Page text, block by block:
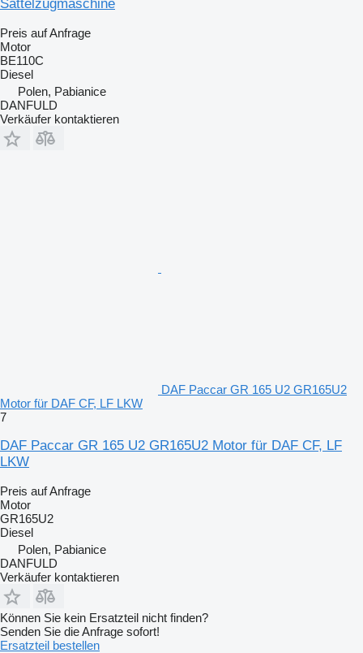
Sattelzugmaschine
Preis auf Anfrage
Motor
BE110C
Diesel
Polen, Pabianice
DANFULD
Verkäufer kontaktieren
DAF Paccar GR 165 U2 GR165U2
Motor für DAF CF, LF LKW
7
DAF Paccar GR 165 U2 GR165U2 Motor für DAF CF, LF
LKW
Preis auf Anfrage
Motor
GR165U2
Diesel
Polen, Pabianice
DANFULD
Verkäufer kontaktieren
Können Sie kein Ersatzteil nicht finden?
Senden Sie die Anfrage sofort!
Ersatzteil bestellen